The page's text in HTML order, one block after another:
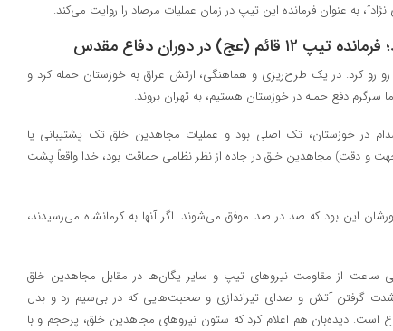
به عنوان فرمانده این تیپ در زمان عملیات مرصاد را روایت می‌کند.
در دوران دفاع مقدس
رو کرد. در یک طرح‌ریزی و هماهنگی، ارتش عراق به خوزستان حمله کرد و
دفع حمله در خوزستان هستیم، به تهران بروند.
در خوزستان، تک اصلی بود و عملیات مجاهدین خلق تک پشتیبانی یا
و دقت) مجاهدین خلق در جاده از نظر نظامی حماقت بود، خدا واقعاً پشت
این بود که صد در صد موفق می‌شوند. اگر آنها به کرمانشاه می‌رسیدند،
حدود سی ساعت از مقاومت نیرو‌های تیپ و سایر یگان‌ها در مقابل مجاهدین خلق
ساعت ۵/۴ صبح، با شدت گرفتن آتش و صدای تیراندازی و صحبت‌هایی که در بی‌سیم رد و بدل
دیده‌بان هم اعلام کرد که ستون نیرو‌های مجاهدین خلق، پرحجم و با